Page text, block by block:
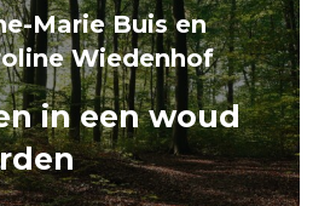
Marie Buis en
Wiedenhof
in een woud